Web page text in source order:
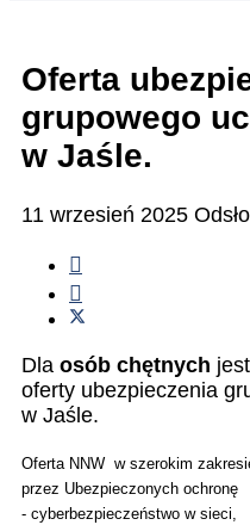
Oferta
grupowego
w Jaśle.
11 wrzesień 2025
Dla osób chętnych
oferty ubezpieczenia
w Jaśle.
Oferta NNW w szerokim
przez Ubezpieczonych ochronę
- cyberbezpieczeństwo w sieci,